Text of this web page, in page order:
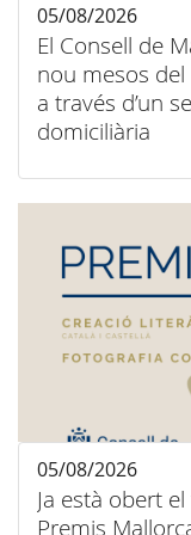
El Consell de
nou mesos
a través d’un
domiciliària
05/08/2026
Ja està obert
Premis
05/08/2026